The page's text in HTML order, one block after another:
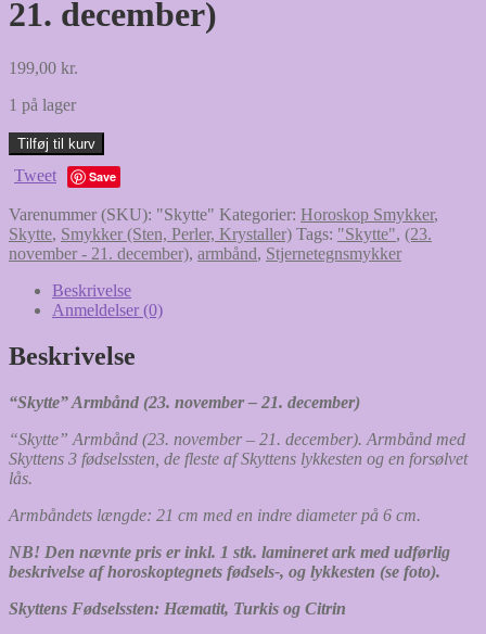
21. december)
199,00 kr.
1 på lager
"Skytte"
Armbånd
med
Lås
(23.
november
december)
Tilføj til kurv
Tweet Save
Varenummer (SKU): "Skytte" Kategorier: Horoskop Smykker,
Skytte, Smykker (Sten, Perler, Krystaller) Tags: "Skytte", (23.
november - 21. december), armbånd, Stjernetegnsmykker
Beskrivelse
Anmeldelser (0)
Beskrivelse
“Skytte” Armbånd (23. november – 21. december)
“Skytte” Armbånd (23. november – 21. december). Armbånd med
Skyttens 3 fødselssten, de fleste af Skyttens lykkesten og en forsølvet
lås.
Armbåndets længde: 21 cm med en indre diameter på 6 cm.
NB! Den nævnte pris er inkl. 1 stk. lamineret ark med udførlig
beskrivelse af horoskoptegnets fødsels-, og lykkesten (se foto).
Skyttens Fødselssten: Hæmatit, Turkis og Citrin